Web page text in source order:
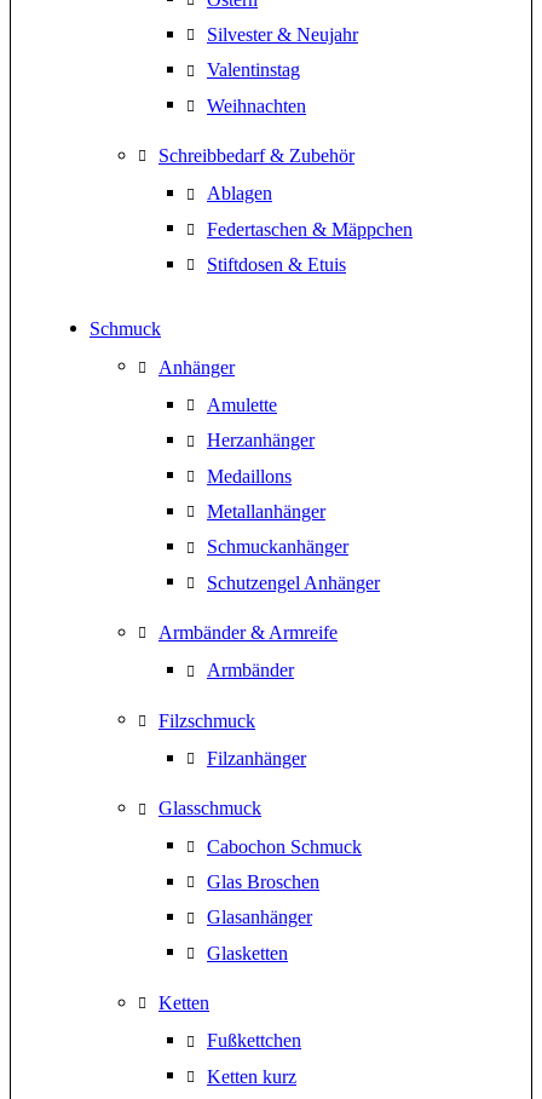
Silvester & Neujahr
Valentinstag
Weihnachten
Schreibbedarf & Zubehör
Ablagen
Federtaschen & Mäppchen
Stiftdosen & Etuis
Schmuck
Anhänger
Amulette
Herzanhänger
Medaillons
Metallanhänger
Schmuckanhänger
Schutzengel Anhänger
Armbänder & Armreife
Armbänder
Filzschmuck
Filzanhänger
Glasschmuck
Cabochon Schmuck
Glas Broschen
Glasanhänger
Glasketten
Ketten
Fußkettchen
Ketten kurz